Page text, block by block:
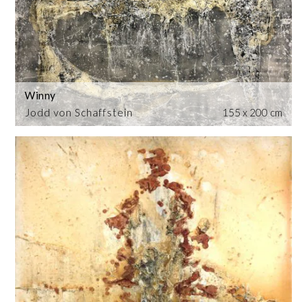
Jodd von Schaffstein
Winny
155 x 200 cm